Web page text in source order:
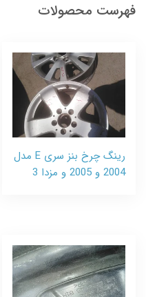
فهرست محصولات
رینگ چرخ بنز سری E مدل
2004 و 2005 و مزدا 3